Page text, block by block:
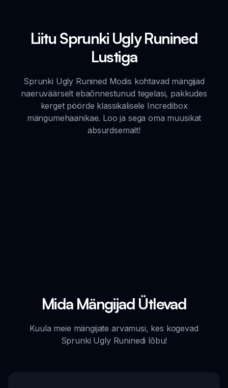
Liitu Sprunki Ugly Runined
Lustiga
Sprunki Ugly Runined Modis kohtavad mängijad
naeruväärselt ebaõnnestunud tegelasi, pakkudes
kerget pöörde klassikalisele Incredibox
mängumehaanikae. Loo ja sega oma muusikat
absurdsemalt!
Mida Mängijad Ütlevad
Kuula meie mängijate arvamusi, kes kogevad
Sprunki Ugly Runinedi lõbu!